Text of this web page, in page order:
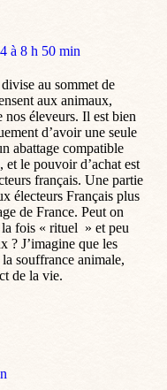
à 8 h 50 min
au sommet de
aux animaux,
nos éleveurs. Il est bien
d’avoir une seule
abattage compatible
et le pouvoir d’achat est
français. Une partie
électeurs Français plus
de France. Peut on
la fois « rituel » et peu
? J’imagine que les
souffrance animale,
de la vie.